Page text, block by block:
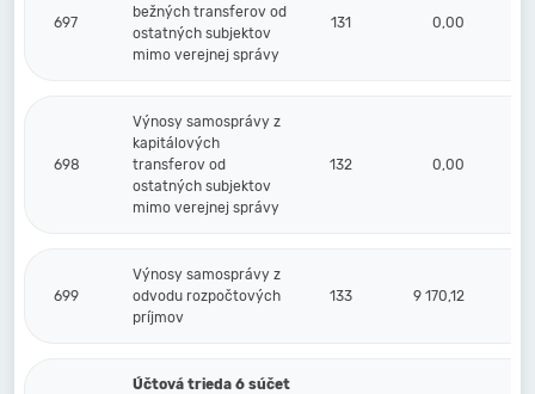
697
bežných transferov od
ostatných subjektov
mimo verejnej správy
131 0,00
698
Výnosy samosprávy z
kapitálových
transferov od
ostatných subjektov
mimo verejnej správy
132 0,00
699
Výnosy samosprávy z
odvodu rozpočtových
príjmov
133 9 170,12
Účtová trieda 6 súčet